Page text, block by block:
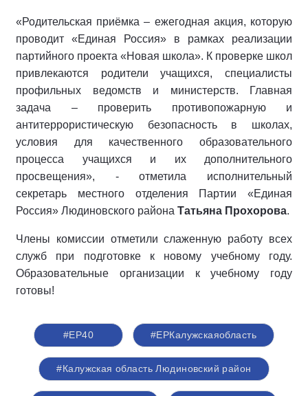
«Родительская приёмка – ежегодная акция, которую
проводит «Единая Россия» в рамках реализации
партийного проекта «Новая школа». К проверке школ
привлекаются родители учащихся, специалисты
профильных ведомств и министерств. Главная
задача – проверить противопожарную и
антитеррористическую безопасность в школах,
условия для качественного образовательного
процесса учащихся и их дополнительного
просвещения», - отметила исполнительный
секретарь местного отделения Партии «Единая
Россия» Людиновского района Татьяна Прохорова.
Члены комиссии отметили слаженную работу всех
служб при подготовке к новому учебному году.
Образовательные организации к учебному году
готовы!
#ЕР40 #ЕРКалужскаяобласть
#Калужская область Людиновский район